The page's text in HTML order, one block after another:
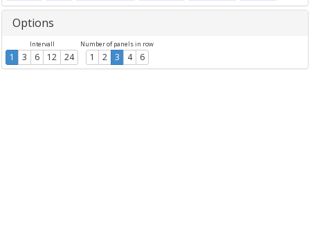
Options
Intervall
1 3 6 12 24
Number of panels in row
1 2 3 4 6